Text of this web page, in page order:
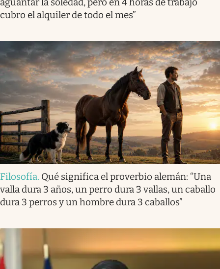
cubro el alquiler de todo el mes”
Filosofía. Qué significa el proverbio alemán: “Una
valla dura 3 años, un perro dura 3 vallas, un caballo
dura 3 perros y un hombre dura 3 caballos”